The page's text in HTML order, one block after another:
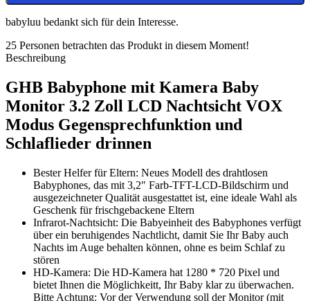
babyluu bedankt sich für dein Interesse.
25 Personen betrachten das Produkt in diesem Moment!
Beschreibung
GHB Babyphone mit Kamera Baby
Monitor 3.2 Zoll LCD Nachtsicht VOX
Modus Gegensprechfunktion und
Schlaflieder drinnen
Bester Helfer für Eltern: Neues Modell des drahtlosen
Babyphones, das mit 3,2″ Farb-TFT-LCD-Bildschirm und
ausgezeichneter Qualität ausgestattet ist, eine ideale Wahl als
Geschenk für frischgebackene Eltern
Infrarot-Nachtsicht: Die Babyeinheit des Babyphones verfügt
über ein beruhigendes Nachtlicht, damit Sie Ihr Baby auch
Nachts im Auge behalten können, ohne es beim Schlaf zu
stören
HD-Kamera: Die HD-Kamera hat 1280 * 720 Pixel und
bietet Ihnen die Möglichkeitt, Ihr Baby klar zu überwachen.
Bitte Achtung: Vor der Verwendung soll der Monitor (mit